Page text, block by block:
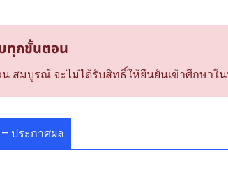
ทุกขั้นตอน
สมบูรณ์ จะไม่ได้รับสิทธิ์ให้ยืนยันเข้าศึกษ
ประกาศผล